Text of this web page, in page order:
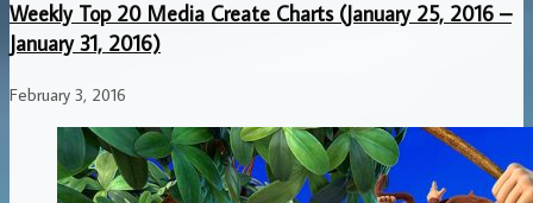
Weekly Top 20 Media Create Charts (January 25, 2016 –
January 31, 2016)
February 3, 2016